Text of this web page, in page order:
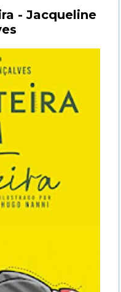
- Jacqueline